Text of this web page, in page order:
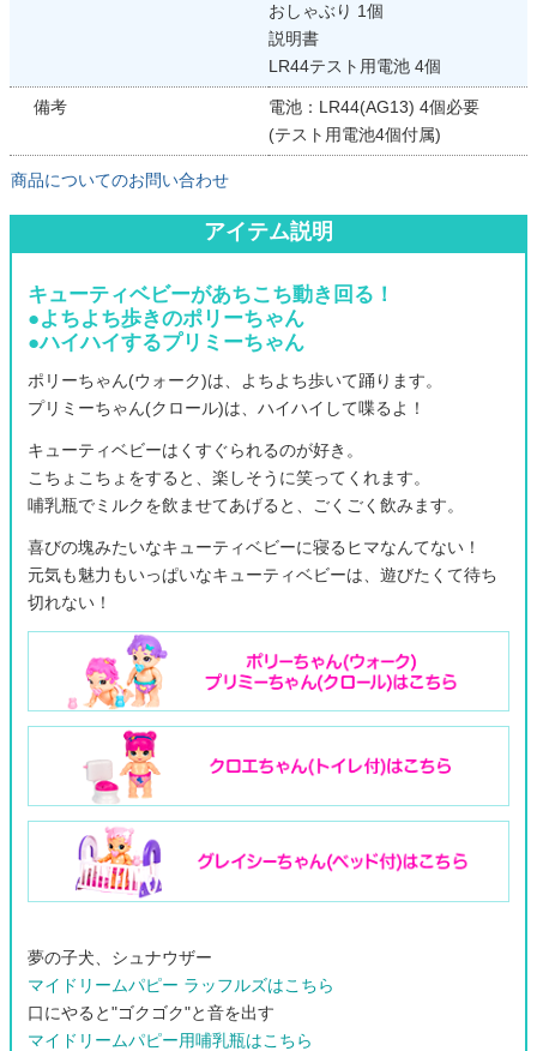
アイテム説明
キューティベビーがあちこち動き回る！
●よちよち歩きのポリーちゃん
●ハイハイするプリミーちゃん
ポリーちゃん(ウォーク)は、よちよち歩いて踊ります。
プリミーちゃん(クロール)は、ハイハイして喋るよ！
キューティベビーはくすぐられるのが好き。
こちょこちょをすると、楽しそうに笑ってくれます。
哺乳瓶でミルクを飲ませてあげると、ごくごく飲みます。
喜びの塊みたいなキューティベビーに寝るヒマなんてない！
元気も魅力もいっぱいなキューティベビーは、遊びたくて待ち
切れない！
夢の子犬、シュナウザー
マイドリームパピー ラッフルズはこちら
口にやると"ゴクゴク"と音を出す
マイドリームパピー用哺乳瓶はこちら
おしゃぶり 1個
説明書
LR44テスト用電池 4個
備考
電池：LR44(AG13) 4個必要
(テスト用電池4個付属)
商品についてのお問い合わせ